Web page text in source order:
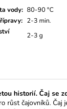
vody: 80-90 °C
: 2-3 min.
2-3 g
historií. Čaj se
čajovníků. Čaj